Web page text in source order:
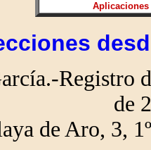
Registro
de
de Aro, 3,